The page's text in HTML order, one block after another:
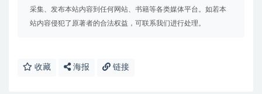
采集、发布本站内容到任何网站、书籍等各类媒体平台。如若本
站内容侵犯了原著者的合法权益，可联系我们进行处理。
收藏 海报 链接